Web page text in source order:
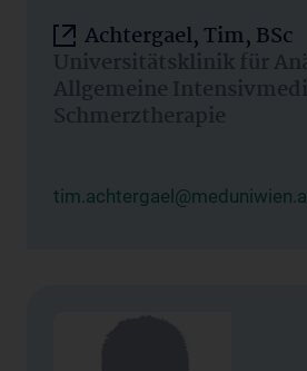
Achtergael, Tim, BSc
Universitätsklinik für
Allgemeine
Schmerztherapie